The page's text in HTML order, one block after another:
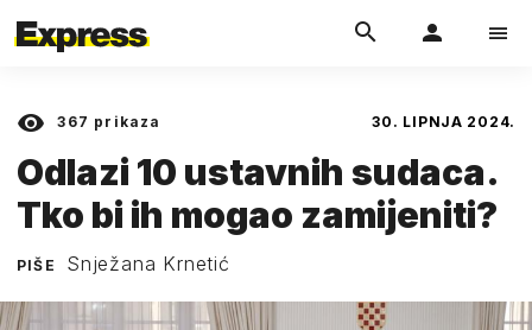
367 prikaza 30. LIPNJA 2024.
Odlazi 10 ustavnih sudaca.
Tko bi ih mogao zamijeniti?
PIŠE Snježana Krnetić